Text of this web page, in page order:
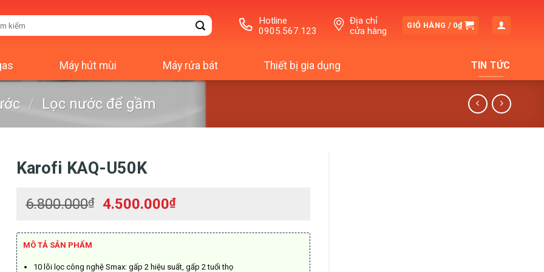
Hotline
0905.567.123
Địa chỉ
cửa hàng
GIỎ HÀNG / 0₫
Máy hút mùi Máy rửa bát Thiết bị gia dụng TIN TỨC
/ Lọc nước để gầm
Karofi KAQ-U50K
6.800.000₫
Giá
là:
4.500.000₫Giá
tại
4.500.000₫.
MÔ TẢ SẢN PHẨM
10 lõi lọc công nghệ Smax: gấp 2 hiệu suất, gấp 2 tuổi thọ